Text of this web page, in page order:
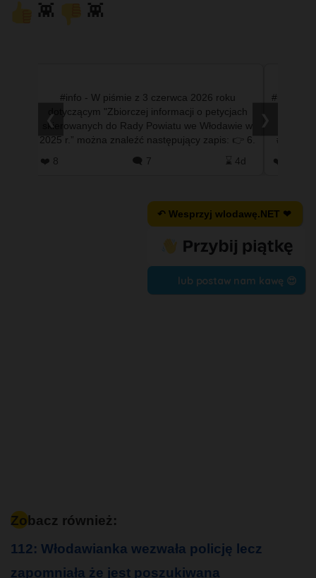
👾 👾
#info - W piśmie z 3 czerwca 2026 roku
dotyczącym "Zbiorczej informacji o petycjach
skierowanych do Rady Powiatu we Włodawie w
2025 r.” można znaleźć następujący zapis: 👉 6.
❤️ 8 🗨️ 7 ⌛ 4d
#info -
❤️ 21
❮ ❯
↶ Wesprzyj wlodawę.NET ❤
lub postaw nam kawę 😍
Zobacz również:
112: Włodawianka wezwała policję lecz
zapomniała że jest poszukiwana